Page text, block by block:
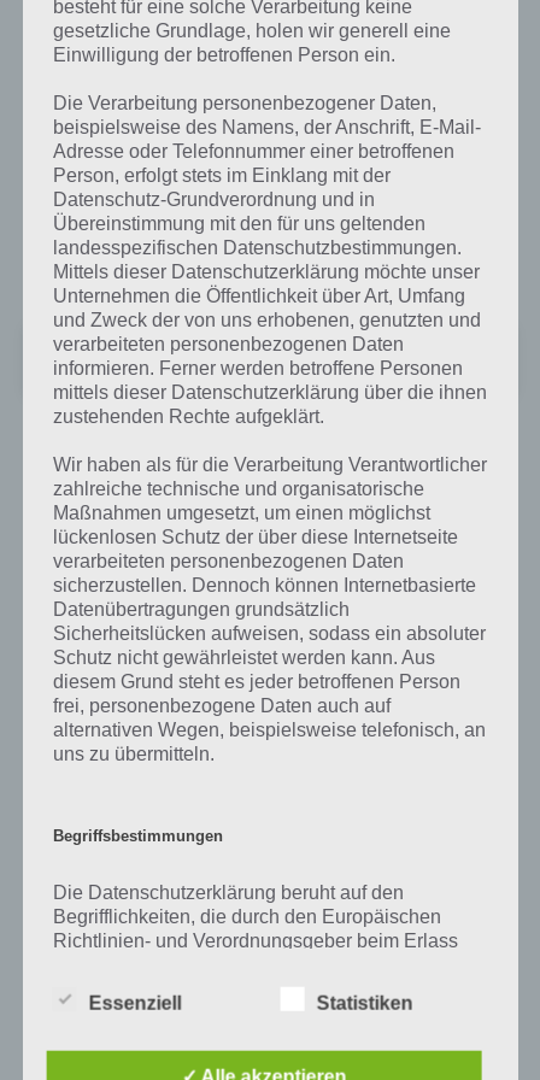
Ansonsten, wer bereits GTA 3 kennt, der wird sich in GTA Vice City
sofort heimisch fühlen, denn hier hat sich nicht viel verändert, denn
bekannt vorkommen sollte.
GTA Vice City kann für ausgewählte Smartphones und Tablets
gekauft und heruntergeladen werden. Dabei werden sicher wieder
ziemlich viele User in die Röhre schauen, denn nur ein Bruchteil der
auf dem Markt erhältlichen Android Geräte werden von GTA Vice
City unterstützt. Hier gehts zum Google Play Store:
Grand Theft Auto: ViceCity
Preis: 4,69 €
Auf WhatsApp teilen Teilen auf Facebook
Tweet auf Twitter
Mehr Artikel hier auf Touchportal
besteht für eine solche Verarbeitung keine
gesetzliche Grundlage, holen wir generell eine
Einwilligung der betroffenen Person ein.
Die Verarbeitung personenbezogener Daten,
beispielsweise des Namens, der Anschrift, E-Mail-
Adresse oder Telefonnummer einer betroffenen
Person, erfolgt stets im Einklang mit der
Datenschutz-Grundverordnung und in
Übereinstimmung mit den für uns geltenden
landesspezifischen Datenschutzbestimmungen.
Mittels dieser Datenschutzerklärung möchte unser
Unternehmen die Öffentlichkeit über Art, Umfang
und Zweck der von uns erhobenen, genutzten und
verarbeiteten personenbezogenen Daten
informieren. Ferner werden betroffene Personen
mittels dieser Datenschutzerklärung über die ihnen
zustehenden Rechte aufgeklärt.
Wir haben als für die Verarbeitung Verantwortlicher
zahlreiche technische und organisatorische
Maßnahmen umgesetzt, um einen möglichst
lückenlosen Schutz der über diese Internetseite
verarbeiteten personenbezogenen Daten
sicherzustellen. Dennoch können Internetbasierte
Datenübertragungen grundsätzlich
Sicherheitslücken aufweisen, sodass ein absoluter
Schutz nicht gewährleistet werden kann. Aus
diesem Grund steht es jeder betroffenen Person
frei, personenbezogene Daten auch auf
alternativen Wegen, beispielsweise telefonisch, an
uns zu übermitteln.
Begriffsbestimmungen
Die Datenschutzerklärung beruht auf den
Begrifflichkeiten, die durch den Europäischen
Richtlinien- und Verordnungsgeber beim Erlass
soll sowohl für die Öffentlichkeit als auch für
Essenziell Statistiken